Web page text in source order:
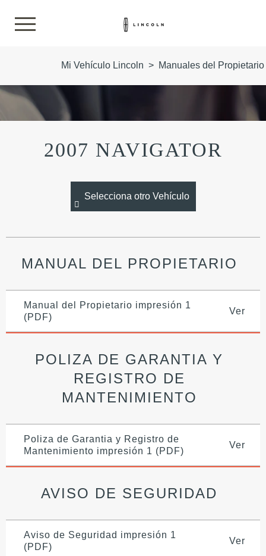
Mi Vehículo Lincoln > Manuales del
2007 NAVIGATOR
Selecciona otro Vehículo
MANUAL DEL PROPIETARIO
Manual del Propietario impresión 1
(PDF)
Ver
POLIZA DE GARANTIA Y
REGISTRO DE
MANTENIMIENTO
Poliza de Garantia y Registro de
Mantenimiento impresión 1 (PDF)
Ver
AVISO DE SEGURIDAD
Aviso de Seguridad impresión 1
(PDF)
Ver